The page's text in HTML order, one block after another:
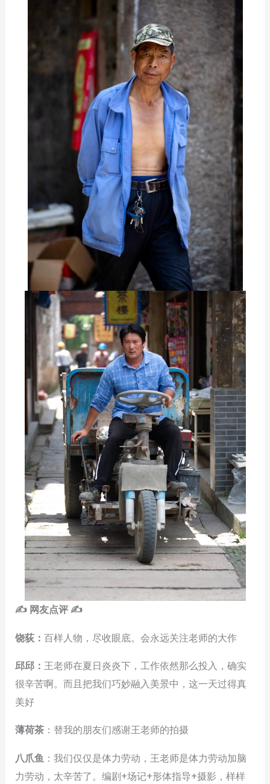
✍ 网友点评 ✍
饶荻：百样人物，尽收眼底。会永远关注老师的大作
邱邱：王老师在夏日炎炎下，工作依然那么投入，确实
很辛苦啊。而且把我们巧妙融入美景中，这一天过得真
美好
薄荷茶 ：替我的朋友们感谢王老师的拍摄
八爪鱼 ：我们仅仅是体力劳动，王老师是体力劳动加脑
力劳动，太辛苦了。编剧+场记+形体指导+摄影，样样